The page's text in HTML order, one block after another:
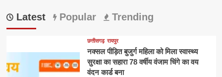
Latest Popular Trending
छत्तीसगढ़ रायपुर
नक्सल पीड़ित बुजुर्ग महिला को मिला स्वास्थ्य
सुरक्षा का सहारा 78 वर्षीय वंजाम चिंगे का वय
वंदन कार्ड बना